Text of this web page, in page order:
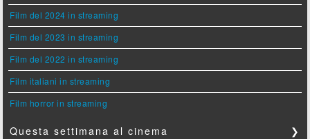
Film del 2024 in streaming
Film del 2023 in streaming
Film del 2022 in streaming
Film italiani in streaming
Film horror in streaming
Questa settimana al cinema ❯